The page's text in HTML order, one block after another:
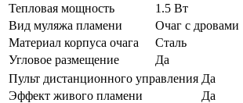
Тепловая мощность
1.5 Вт
Вид муляжа пламени
Очаг с дровами
Материал корпуса очага
Сталь
Угловое размещение
Да
Пульт дистанционного управления Да
Эффект живого пламени
Да